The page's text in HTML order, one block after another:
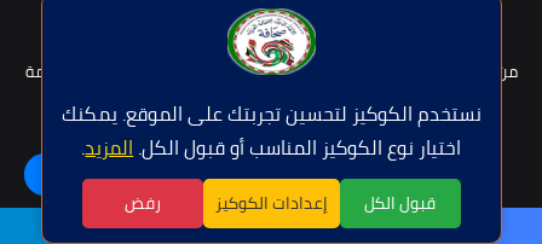
نستخدم الكوكيز لتحسين تجربتك على الموقع. يمكنك
اختيار نوع الكوكيز المناسب أو قبول الكل.المزيد.
قبول الكل إعدادات الكوكيز رفض
حقوق النشر © | جميع الحقوق محفوظة للاتحاد الدولى للصحافة العربية
2026
من نحن؟
عضوية الإتحاد سياسة الخصوصية
شروط الخدمة
اتصل بنا
فيسبوكتويتر يوتيوبواتساب
اللغة | Langue